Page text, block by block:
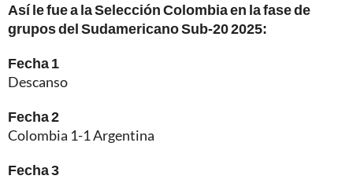
Así le fue a la Selección Colombia en la fase de
grupos del Sudamericano Sub-20 2025:
Fecha 1
Descanso
Fecha 2
Colombia 1-1 Argentina
Fecha 3